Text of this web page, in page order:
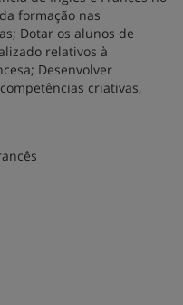
formação nas
Dotar os alunos de
relativos à
Desenvolver
criativas,